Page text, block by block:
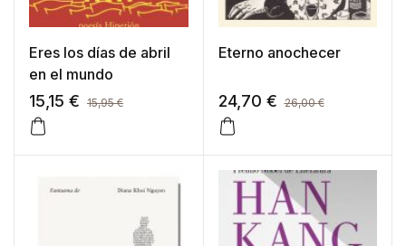
Eres los días de abril
en el mundo
15,15 € 15,95€
Eterno anochecer
24,70 € 26,00€